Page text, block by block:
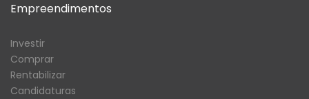
Empreendimentos
Investir
Comprar
Rentabilizar
Candidaturas